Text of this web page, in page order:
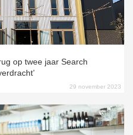
op twee jaar Search
29 november 2023